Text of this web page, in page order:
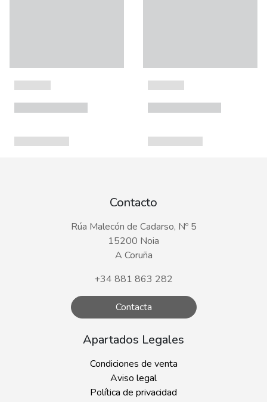
Contacto
Rúa Malecón de Cadarso, Nº 5
15200 Noia
A Coruña
+34 881 863 282
Contacta
Apartados Legales
Condiciones de venta
Aviso legal
Política de privacidad